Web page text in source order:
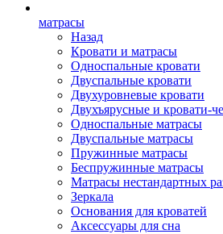
матрасы
Назад
Кровати и матрасы
Односпальные кровати
Двуспальные кровати
Двухуровневые кровати
Двухъярусные и кровати-
Односпальные матрасы
Двуспальные матрасы
Пружинные матрасы
Беспружинные матрасы
Матрасы нестандартных
Зеркала
Основания для кроватей
Аксессуары для сна